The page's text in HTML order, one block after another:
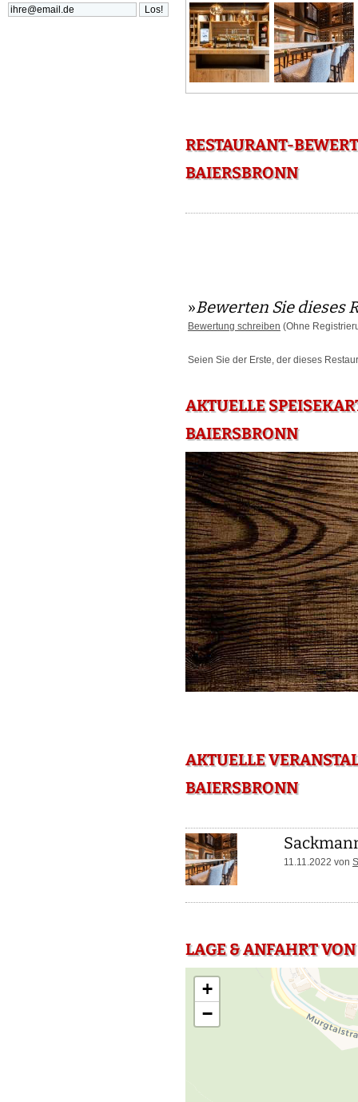
RESTAURANT-
BAIERSBRONN
»Bewerten Sie dieses
Bewertung schreiben (Ohne
Seien Sie der Erste, der dieses
AKTUELLE
BAIERSBRONN
AKTUELLE
BAIERSBRONN
11.11.2022 von
LAGE & ANFAHRT
+
−